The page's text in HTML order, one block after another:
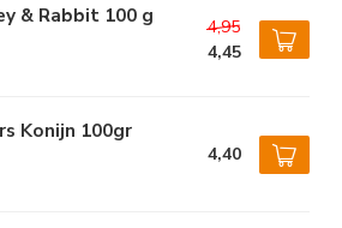
& Rabbit 100 g
4,95
4,45
Konijn 100gr
4,40